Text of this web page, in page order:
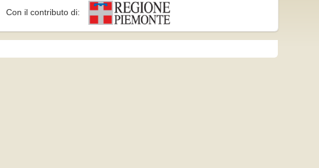
Con il contributo di: